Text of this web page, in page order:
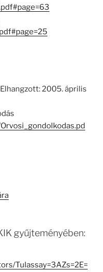
2005. április
gyűjteményében:
Tulassay=3AZs=2E=